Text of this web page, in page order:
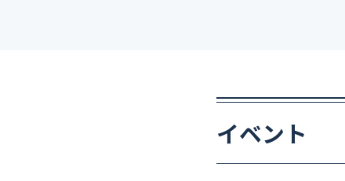
イベント